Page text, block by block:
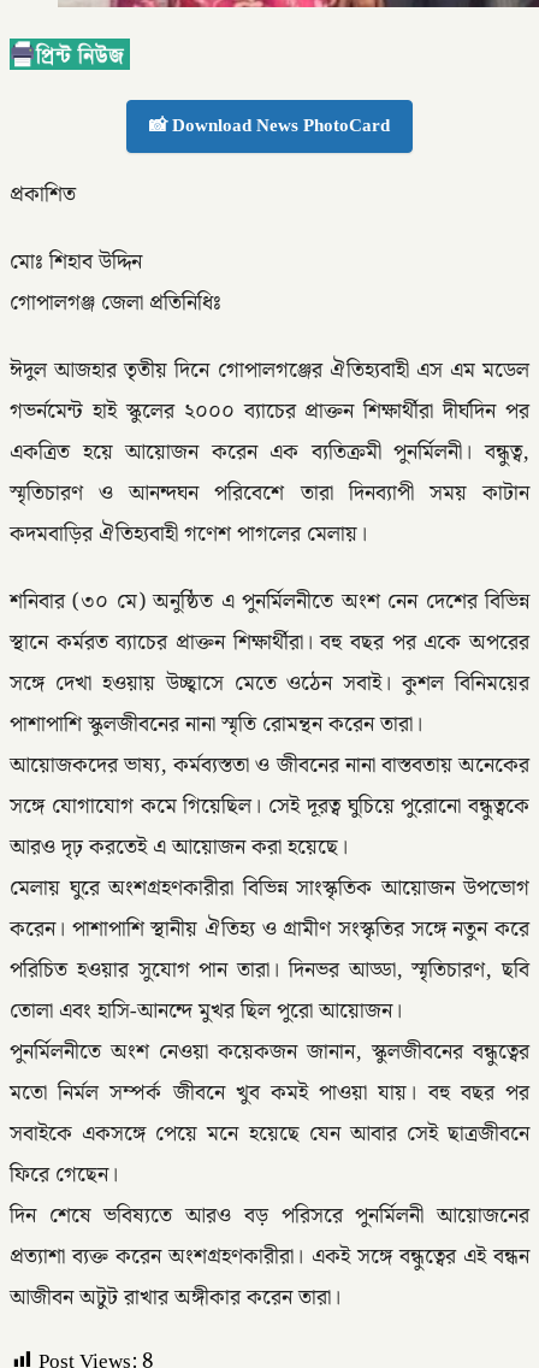
📸 Download News PhotoCard
প্রকাশিত
মোঃ শিহাব উদ্দিন
গোপালগঞ্জ জেলা প্রতিনিধিঃ
ঈদুল আজহার তৃতীয় দিনে গোপালগঞ্জের ঐতিহ্যবাহী এস এম মডেল
গভর্নমেন্ট হাই স্কুলের ২০০০ ব্যাচের প্রাক্তন শিক্ষার্থীরা দীর্ঘদিন পর
একত্রিত হয়ে আয়োজন করেন এক ব্যতিক্রমী পুনর্মিলনী। বন্ধুত্ব,
স্মৃতিচারণ ও আনন্দঘন পরিবেশে তারা দিনব্যাপী সময় কাটান
কদমবাড়ির ঐতিহ্যবাহী গণেশ পাগলের মেলায়।
শনিবার (৩০ মে) অনুষ্ঠিত এ পুনর্মিলনীতে অংশ নেন দেশের বিভিন্ন
স্থানে কর্মরত ব্যাচের প্রাক্তন শিক্ষার্থীরা। বহু বছর পর একে অপরের
সঙ্গে দেখা হওয়ায় উচ্ছ্বাসে মেতে ওঠেন সবাই। কুশল বিনিময়ের
পাশাপাশি স্কুলজীবনের নানা স্মৃতি রোমন্থন করেন তারা।
আয়োজকদের ভাষ্য, কর্মব্যস্ততা ও জীবনের নানা বাস্তবতায় অনেকের
সঙ্গে যোগাযোগ কমে গিয়েছিল। সেই দূরত্ব ঘুচিয়ে পুরোনো বন্ধুত্বকে
আরও দৃঢ় করতেই এ আয়োজন করা হয়েছে।
মেলায় ঘুরে অংশগ্রহণকারীরা বিভিন্ন সাংস্কৃতিক আয়োজন উপভোগ
করেন। পাশাপাশি স্থানীয় ঐতিহ্য ও গ্রামীণ সংস্কৃতির সঙ্গে নতুন করে
পরিচিত হওয়ার সুযোগ পান তারা। দিনভর আড্ডা, স্মৃতিচারণ, ছবি
তোলা এবং হাসি-আনন্দে মুখর ছিল পুরো আয়োজন।
পুনর্মিলনীতে অংশ নেওয়া কয়েকজন জানান, স্কুলজীবনের বন্ধুত্বের
মতো নির্মল সম্পর্ক জীবনে খুব কমই পাওয়া যায়। বহু বছর পর
সবাইকে একসঙ্গে পেয়ে মনে হয়েছে যেন আবার সেই ছাত্রজীবনে
ফিরে গেছেন।
দিন শেষে ভবিষ্যতে আরও বড় পরিসরে পুনর্মিলনী আয়োজনের
প্রত্যাশা ব্যক্ত করেন অংশগ্রহণকারীরা। একই সঙ্গে বন্ধুত্বের এই বন্ধন
আজীবন অটুট রাখার অঙ্গীকার করেন তারা।